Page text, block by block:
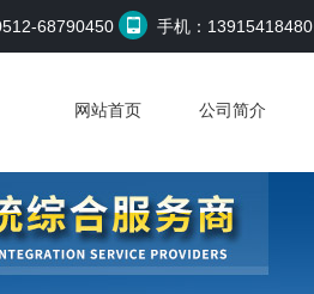
68790450 手机：13915418480
网站首页 公司简介